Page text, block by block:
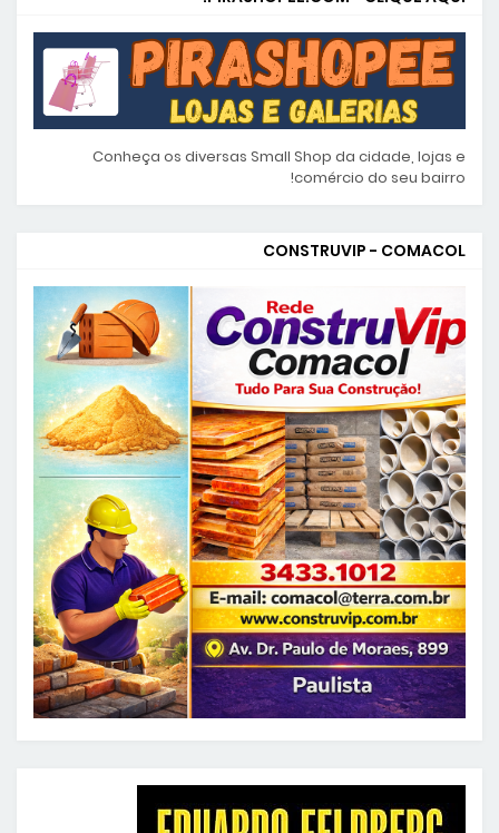
Conheça os diversas Small Shop da cidade, lojas e
comércio do seu bairro!
CONSTRUVIP - COMACOL